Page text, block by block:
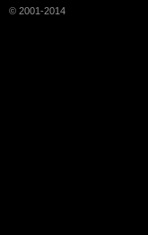
© 2001-2014